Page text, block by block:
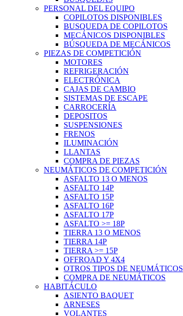
PERSONAL DEL EQUIPO
COPILOTOS DISPONIBLES
BUSQUEDA DE COPILOTOS
MECÁNICOS DISPONIBLES
BÚSQUEDA DE MECÁNICOS
PIEZAS DE COMPETICIÓN
MOTORES
REFRIGERACIÓN
ELECTRÓNICA
CAJAS DE CAMBIO
SISTEMAS DE ESCAPE
CARROCERÍA
DEPOSITOS
SUSPENSIONES
FRENOS
ILUMINACIÓN
LLANTAS
COMPRA DE PIEZAS
NEUMÁTICOS DE COMPETICIÓN
ASFALTO 13 O MENOS
ASFALTO 14P
ASFALTO 15P
ASFALTO 16P
ASFALTO 17P
ASFALTO >= 18P
TIERRA 13 O MENOS
TIERRA 14P
TIERRA >= 15P
OFFROAD Y 4X4
OTROS TIPOS DE NEUMÁTICOS
COMPRA DE NEUMÁTICOS
HABITÁCULO
ASIENTO BAQUET
ARNESES
VOLANTES